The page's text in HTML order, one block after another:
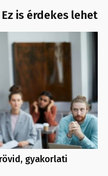
Ez is érdekes lehet
gyakorlati